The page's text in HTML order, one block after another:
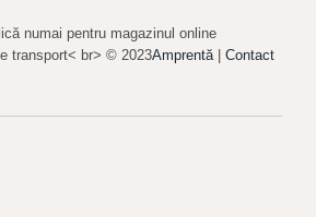
numai pentru magazinul online
transport< br> © 2023Amprentă | Contact